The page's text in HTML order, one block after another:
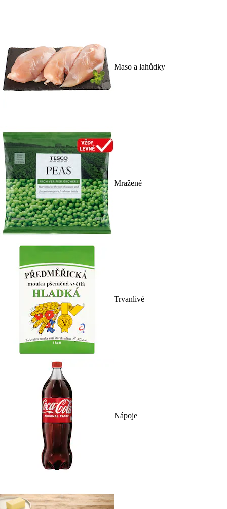
Maso a lahůdky
Mražené
Trvanlivé
Nápoje